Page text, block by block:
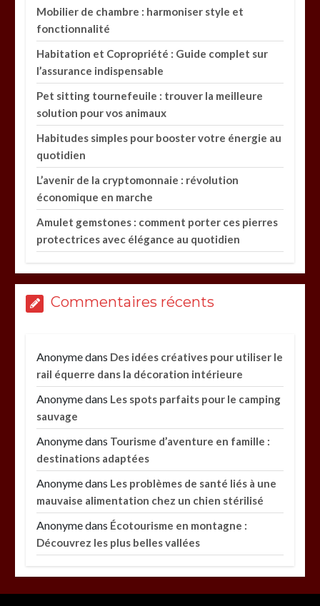
Mobilier de chambre : harmoniser style et
fonctionnalité
Habitation et Copropriété : Guide complet sur
l’assurance indispensable
Pet sitting tournefeuile : trouver la meilleure
solution pour vos animaux
Habitudes simples pour booster votre énergie au
quotidien
L’avenir de la cryptomonnaie : révolution
économique en marche
Amulet gemstones : comment porter ces pierres
protectrices avec élégance au quotidien
Commentaires récents
Anonymedans Des idées créatives pour utiliser le
rail équerre dans la décoration intérieure
Anonymedans Les spots parfaits pour le camping
sauvage
Anonymedans Tourisme d’aventure en famille :
destinations adaptées
Anonymedans Les problèmes de santé liés à une
mauvaise alimentation chez un chien stérilisé
Anonymedans Écotourisme en montagne :
Découvrez les plus belles vallées
Paysagiste à Sainte-Eulalie : ce qui sépare le bon
de l’excellent